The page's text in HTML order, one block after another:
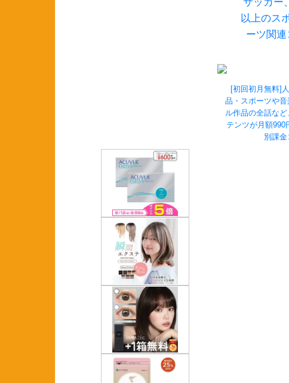
以上のス
ーツ関
[初回初月無料]
品・スポーツや
ル作品の全話な
テンツが月額
別課金